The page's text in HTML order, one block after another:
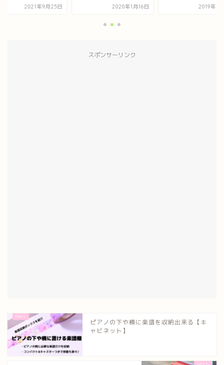
2020年1月16日 2019年12月9日 2021年9
スポンサーリンク
ピアノの下や横に楽譜を収納出来る【キ
ャビネット】